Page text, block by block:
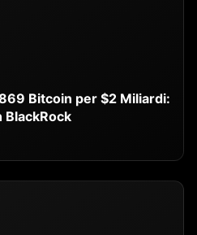
Bitcoin per $2 Miliardi:
BlackRock